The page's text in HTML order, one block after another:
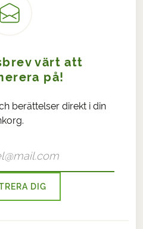
värt att
på!
berättelser direkt i din
DIG